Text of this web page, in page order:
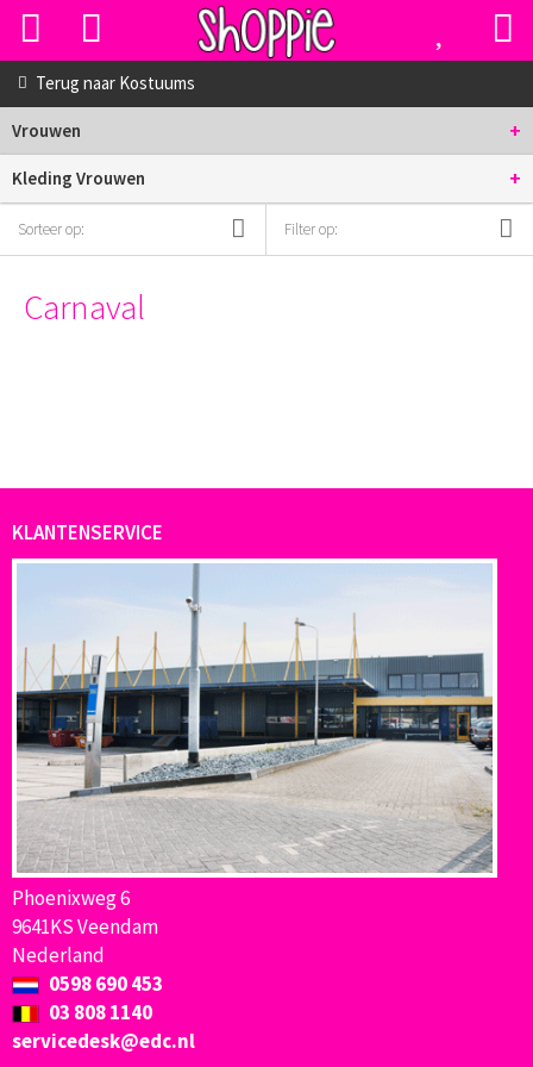
Terug naar Kostuums
Vrouwen +
Kleding Vrouwen +
Sorteer op: Filter op:
Carnaval
KLANTENSERVICE
Phoenixweg 6
9641KS Veendam
Nederland
0598 690 453
03 808 1140
servicedesk@edc.nl